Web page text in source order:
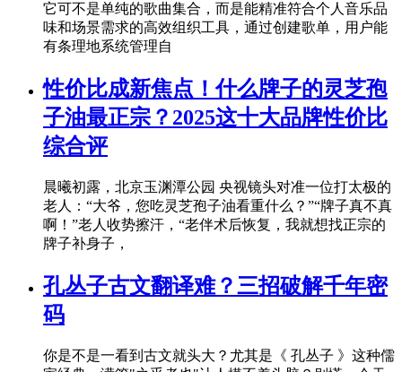
它可不是单纯的歌曲集合，而是能精准符合个人音乐品
味和场景需求的高效组织工具，通过创建歌单，用户能
有条理地系统管理自
性价比成新焦点！什么牌子的灵芝孢
子油最正宗？2025这十大品牌性价比
综合评
晨曦初露，北京玉渊潭公园 央视镜头对准一位打太极的
老人：“大爷，您吃灵芝孢子油看重什么？”“牌子真不真
啊！”老人收势擦汗，“老伴术后恢复，我就想找正宗的
牌子补身子，
孔丛子古文翻译难？三招破解千年密
码
你是不是一看到古文就头大？尤其是《 孔丛子 》这种儒